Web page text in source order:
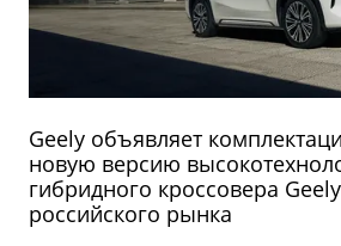
Geely объявляет
новую версию
гибридного кроссовера
российского рынка